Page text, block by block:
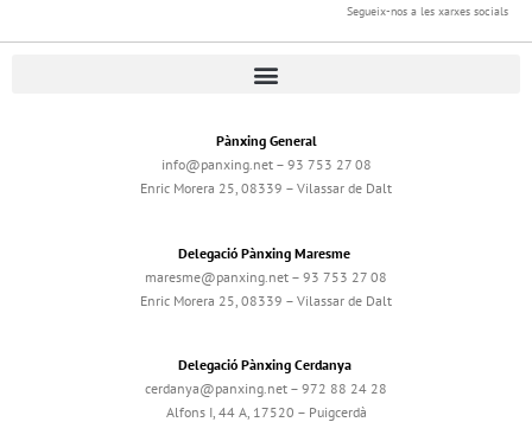
Segueix-nos a les xarxes socials
Pànxing General
info@panxing.net – 93 753 27 08
Enric Morera 25, 08339 – Vilassar de Dalt
Delegació Pànxing Maresme
maresme@panxing.net – 93 753 27 08
Enric Morera 25, 08339 – Vilassar de Dalt
Delegació Pànxing Cerdanya
cerdanya@panxing.net – 972 88 24 28
Alfons I, 44 A, 17520 – Puigcerdà